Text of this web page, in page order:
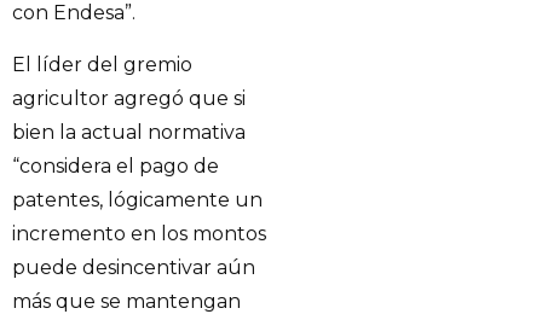
con Endesa”.
El líder del gremio
agricultor agregó que si
bien la actual normativa
“considera el pago de
patentes, lógicamente un
incremento en los montos
puede desincentivar aún
más que se mantengan